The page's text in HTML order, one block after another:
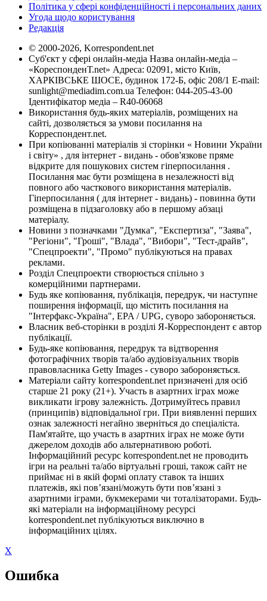
Політика у сфері конфіденційності і персональних даних
Угода щодо користування
Редакція
© 2000-2026, Korrespondent.net
Суб'єкт у сфері онлайн-медіа Назва онлайн-медіа –
«КореспонденТ.net» Адреса: 02091, місто Київ,
ХАРКІВСЬКЕ ШОСЕ, будинок 172-Б, офіс 208/1 E-mail:
sunlight@mediadim.com.ua Телефон: 044-205-43-00
Ідентифікатор медіа – R40-06068
Використання будь-яких матеріалів, розміщених на
сайті, дозволяється за умови посилання на
Корреспондент.net.
При копіюванні матеріалів зі сторінки « Новини України
і світу» , для інтернет - видань - обов'язкове пряме
відкрите для пошукових систем гіперпосилання .
Посилання має бути розміщена в незалежності від
повного або часткового використання матеріалів.
Гіперпосилання ( для інтернет - видань) - повинна бути
розміщена в підзаголовку або в першому абзаці
матеріалу.
Новини з позначками "Думка", "Експертиза", "Заява",
"Регіони", "Гроші", "Влада", "Вибори", "Тест-драйв",
"Спецпроекти", "Промо" публікуються на правах
реклами.
Розділ Спецпроекти створюється спільно з
комерційними партнерами.
Будь яке копіювання, публікація, передрук, чи наступне
поширення інформації, що містить посилання на
"Інтерфакс-Україна", EPA / UPG, суворо забороняється.
Власник веб-сторінки в розділі Я-Корреспондент є автор
публікації.
Будь-яке копіювання, передрук та відтворення
фотографічних творів та/або аудіовізуальних творів
правовласника Getty Images - суворо забороняється.
Матеріали сайту korrespondent.net призначені для осіб
старше 21 року (21+). Участь в азартних іграх може
викликати ігрову залежність. Дотримуйтесь правил
(принципів) відповідальної гри. При виявленні перших
ознак залежності негайно зверніться до спеціаліста.
Пам'ятайте, що участь в азартних іграх не може бути
джерелом доходів або альтернативою роботі.
Інформаційний ресурс korrespondent.net не проводить
ігри на реальні та/або віртуальні гроші, також сайт не
приймає ні в якій формі оплату ставок та інших
платежів, які пов’язані/можуть бути пов’язані з
азартними іграми, букмекерами чи тоталізаторами. Будь-
які матеріали на інформаційному ресурсі
korrespondent.net публікуються виключно в
інформаційних цілях.
X
Ошибка